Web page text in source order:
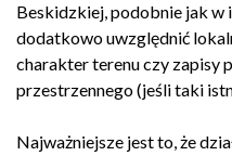
Beskidzkiej, podobnie jak w
dodatkowo uwzględnić
charakter terenu czy zapisy
przestrzennego (jeśli taki
Najważniejsze jest to, że